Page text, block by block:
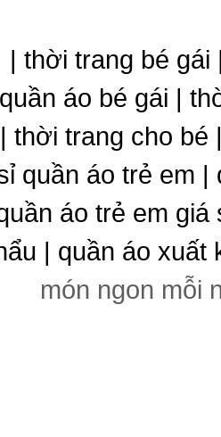
| thời trang bé gái
áo bé gái |
thời trang cho
quần áo trẻ em
áo trẻ em
| quần áo xuất
món ngon mỗi